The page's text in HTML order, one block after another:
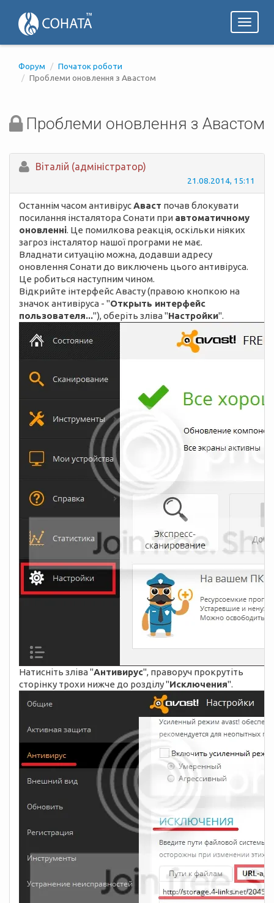
Toggle
Форум
Початок роботи
Проблеми оновлення з Авастом
Проблеми оновлення з Авастом
Вiталій (адміністратор)
21.08.2014, 15:11
Останнім часом антивірусАваст почав блокувати
посилання інсталятора Сонати при автоматичному
оновленні. Це помилкова реакція, оскільки ніяких
загроз інсталятор нашої програми не має.
Владнати ситуацію можна, додавши адресу
оновлення Сонати до виключень цього антивіруса.
Це робиться наступним чином.
Відкрийте інтерфейс Авасту (правою кнопкою на
значок антивіруса - "Открыть интерфейс
пользователя..."), оберіть зліва "Настройки".
Натисніть зліва "Антивирус", праворуч прокрутіть
сторінку трохи нижче до розділу "Исключения".